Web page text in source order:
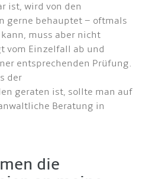
ist, wird von den
gerne behauptet – oftmals
muss aber nicht
vom Einzelfall ab und
entsprechenden Prüfung.
der
geraten ist, sollte man auf
Beratung in
die